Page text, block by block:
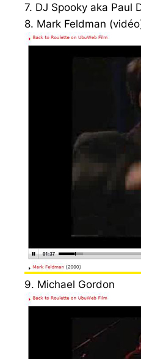
7. DJ Spooky aka Paul
8. Mark Feldman
9. Michael Gordon